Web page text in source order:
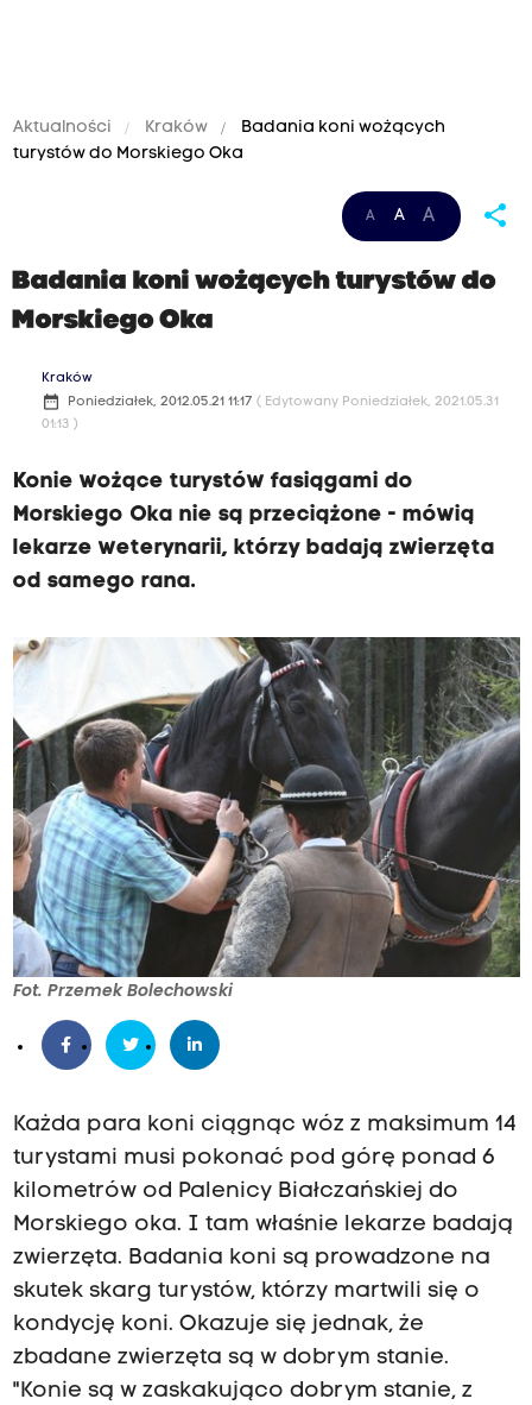
Aktualności Kraków
Badania koni wożących
turystów do Morskiego Oka
A A A share
Badania koni wożących turystów do
Morskiego Oka
Kraków
date_range Poniedziałek, 2012.05.21 11:17 ( Edytowany Poniedziałek, 2021.05.31
01:13 )
Konie wożące turystów fasiągami do
Morskiego Oka nie są przeciążone - mówią
lekarze weterynarii, którzy badają zwierzęta
od samego rana.
Fot. Przemek Bolechowski
Każda para koni ciągnąc wóz z maksimum 14
turystami musi pokonać pod górę ponad 6
kilometrów od Palenicy Białczańskiej do
Morskiego oka. I tam właśnie lekarze badają
zwierzęta. Badania koni są prowadzone na
skutek skarg turystów, którzy martwili się o
kondycję koni. Okazuje się jednak, że
zbadane zwierzęta są w dobrym stanie.
"Konie są w zaskakująco dobrym stanie, z